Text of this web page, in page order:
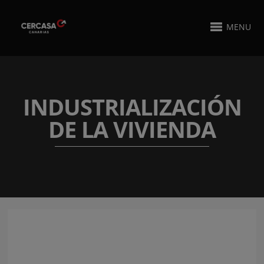
MENU
INDUSTRIALIZACIÓN
DE LA VIVIENDA